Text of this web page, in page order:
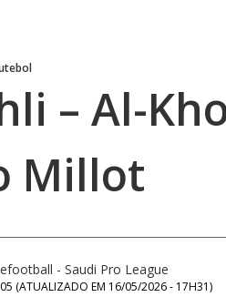
– Al-
Millot
- Saudi Pro League
(ATUALIZADO EM 16/05/2026 - 17H31)